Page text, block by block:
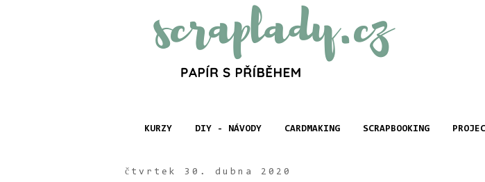
KURZY DIY - NÁVODY CARDMAKING SCRAPBOOKING
čtvrtek 30. dubna 2020